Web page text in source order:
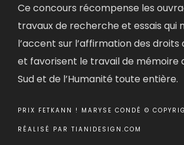
Ce concours récompense les
travaux de recherche et essais qui
l’accent sur l’affirmation des droits
et favorisent le travail de mémoire
Sud et de l’Humanité toute entière.
PRIX FETKANN ! MARYSE CONDÉ ©
RÉALISÉ PAR TIANIDESIGN.COM